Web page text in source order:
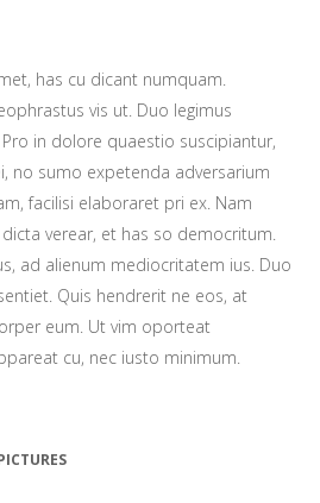
has cu dicant numquam.
vis ut. Duo legimus
in dolore quaestio suscipiantur,
no sumo expetenda adversarium
facilisi elaboraret pri ex. Nam
verear, et has so democritum.
ad alienum mediocritatem ius. Duo
Quis hendrerit ne eos, at
eum. Ut vim oporteat
cu, nec iusto minimum.